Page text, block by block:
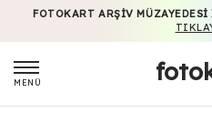
FOTOKART ARŞIV MÜZAYEDESI
MENÜ